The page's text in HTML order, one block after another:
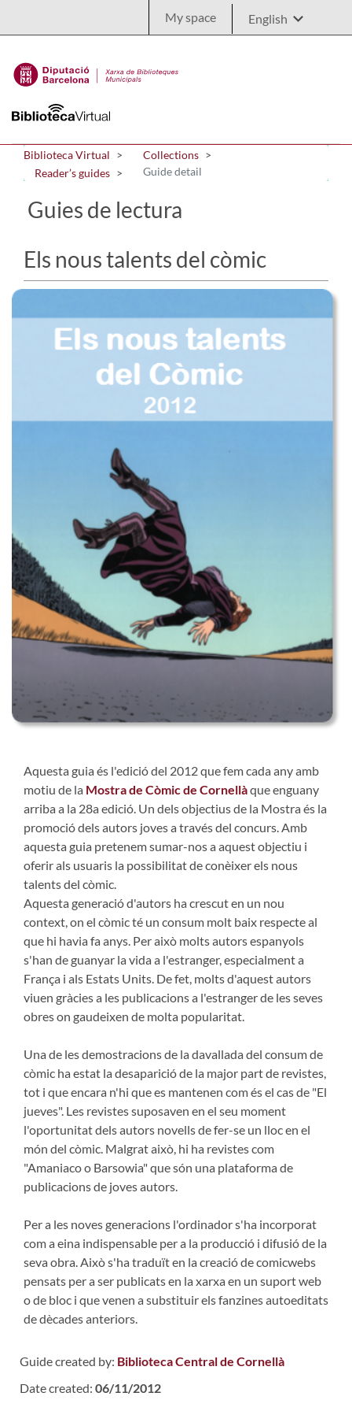
My space
Biblioteca Virtual
Collections
Reader’s guides
Guide detail
Guies de lectura
Els nous talents del còmic
Aquesta guia és l'edició del 2012 que fem cada any amb
motiu de la Mostra de Còmic de Cornellàque enguany
arriba a la 28a edició. Un dels objectius de la Mostra és la
promoció dels autors joves a través del concurs. Amb
aquesta guia pretenem sumar-nos a aquest objectiu i
oferir als usuaris la possibilitat de conèixer els nous
talents del còmic.
Aquesta generació d'autors ha crescut en un nou
context, on el còmic té un consum molt baix respecte al
que hi havia fa anys. Per això molts autors espanyols
s'han de guanyar la vida a l'estranger, especialment a
França i als Estats Units. De fet, molts d'aquest autors
viuen gràcies a les publicacions a l'estranger de les seves
obres on gaudeixen de molta popularitat.
Una de les demostracions de la davallada del consum de
còmic ha estat la desaparició de la major part de revistes,
tot i que encara n'hi que es mantenen com és el cas de "El
jueves". Les revistes suposaven en el seu moment
l'oportunitat dels autors novells de fer-se un lloc en el
món del còmic. Malgrat això, hi ha revistes com
"Amaniaco o Barsowia" que són una plataforma de
publicacions de joves autors.
Per a les noves generacions l'ordinador s'ha incorporat
com a eina indispensable per a la producció i difusió de la
seva obra. Això s'ha traduït en la creació de comicwebs
pensats per a ser publicats en la xarxa en un suport web
o de bloc i que venen a substituir els fanzines autoeditats
de dècades anteriors.
Guide created by: Biblioteca Central de Cornellà
Date created: 06/11/2012